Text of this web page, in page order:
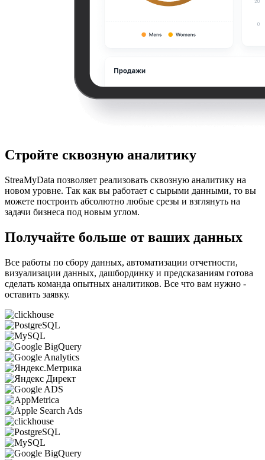
Стройте сквозную аналитику
StreaMyData позволяет реализовать сквозную аналитику на
новом уровне. Так как вы работает с сырыми данными, то вы
можете построить абсолютно любые срезы и взглянуть на
задачи бизнеса под новым углом.
Получайте больше от ваших данных
Все работы по сбору данных, автоматизации отчетности,
визуализации данных, дашбординку и предсказаниям готова
сделать команда опытных аналитиков. Все что вам нужно -
оставить заявку.